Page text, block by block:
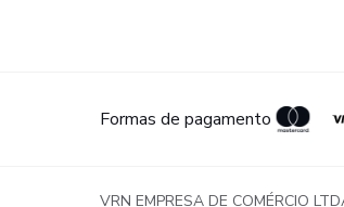
Formas de pagamento
VRN EMPRESA DE COMÉRCIO